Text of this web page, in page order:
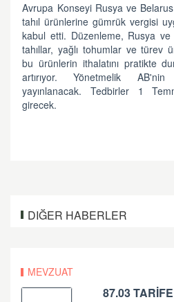
Avrupa Konseyi Rusya ve
tahıl ürünlerine gümrük vergisi
kabul etti. Düzenleme, Rusya
tahıllar, yağlı tohumlar ve türev
bu ürünlerin ithalatını pratikte
artırıyor. Yönetmelik
yayınlanacak. Tedbirler 1
girecek.
DIĞER HABERLER
MEVZUAT
87.03